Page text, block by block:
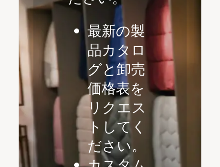
最新の製
品カタロ
グと卸売
価格表を
リクエス
トしてく
ださい。